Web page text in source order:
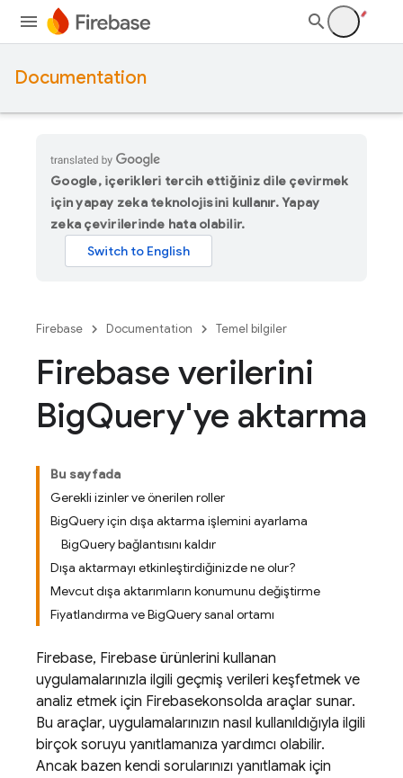
Documentation
Google, içerikleri tercih ettiğiniz dile çevirmek
için yapay zeka teknolojisini kullanır. Yapay
zeka çevirilerinde hata olabilir.
Firebase Documentation Temel bilgiler
Firebase verilerini
BigQuery'ye aktarma
Bu sayfada
Gerekli izinler ve önerilen roller
BigQuery için dışa aktarma işlemini ayarlama
BigQuery bağlantısını kaldır
Dışa aktarmayı etkinleştirdiğinizde ne olur?
Mevcut dışa aktarımların konumunu değiştirme
Fiyatlandırma ve BigQuery sanal ortamı
Firebase, Firebase ürünlerini kullanan
uygulamalarınızla ilgili geçmiş verileri keşfetmek ve
analiz etmek için Firebasekonsolda araçlar sunar.
Bu araçlar, uygulamalarınızın nasıl kullanıldığıyla ilgili
birçok soruyu yanıtlamanıza yardımcı olabilir.
Ancak bazen kendi sorularınızı yanıtlamak için